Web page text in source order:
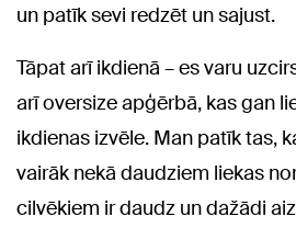
un patīk sevi redzēt un sajust.
Tāpat arī ikdienā – es varu
arī oversize apģērbā, kas gan
ikdienas izvēle. Man patīk tas,
vairāk nekā daudziem liekas
cilvēkiem ir daudz un dažādi